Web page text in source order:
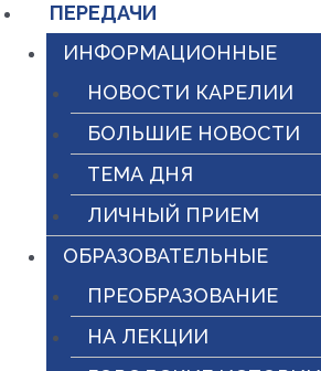
ПЕРЕДАЧИ
ИНФОРМАЦИОННЫЕ
НОВОСТИ КАРЕЛИИ
БОЛЬШИЕ НОВОСТИ
ТЕМА ДНЯ
ЛИЧНЫЙ ПРИЕМ
ОБРАЗОВАТЕЛЬНЫЕ
ПРЕОБРАЗОВАНИЕ
НА ЛЕКЦИИ